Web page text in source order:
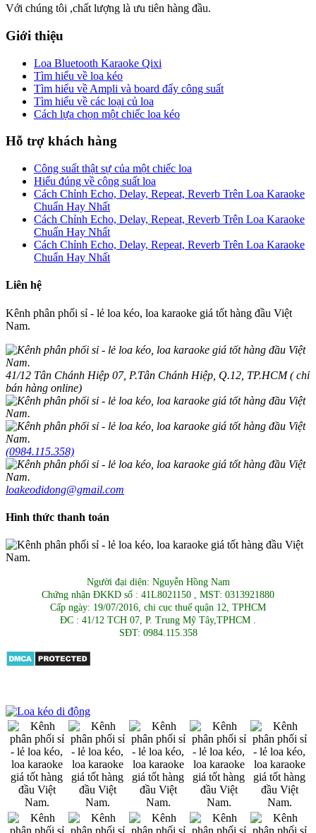
Với chúng tôi ,chất lượng là ưu tiên hàng đầu.
Giới thiệu
Loa Bluetooth Karaoke Qixi
Tìm hiểu về loa kéo
Tìm hiểu về Ampli và board đẩy công suất
Tìm hiểu về các loại củ loa
Cách lựa chọn một chiếc loa kéo
Hỗ trợ khách hàng
Công suất thật sự của một chiếc loa
Hiểu đúng về công suất loa
Cách Chỉnh Echo, Delay, Repeat, Reverb Trên Loa Karaoke
Chuẩn Hay Nhất
Cách Chỉnh Echo, Delay, Repeat, Reverb Trên Loa Karaoke
Chuẩn Hay Nhất
Cách Chỉnh Echo, Delay, Repeat, Reverb Trên Loa Karaoke
Chuẩn Hay Nhất
Liên hệ
Kênh phân phối sỉ - lẻ loa kéo, loa karaoke giá tốt hàng đầu Việt
Nam.
41/12 Tân Chánh Hiệp 07, P.Tân Chánh Hiệp, Q.12, TP.HCM ( chỉ
bán hàng online)
(0984.115.358)
loakeodidong@gmail.com
Hình thức thanh toán
Người đại diện: Nguyễn Hồng Nam
Chứng nhận ĐKKD số : 41L8021150 , MST: 0313921880
Cấp ngày: 19/07/2016, chi cục thuế quận 12, TPHCM
ĐC : 41/12 TCH 07, P. Trung Mỹ Tây,TPHCM .
SĐT: 0984.115.358